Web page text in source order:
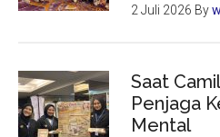
2 Juli 2026 By
Saat
Penjaga
Mental